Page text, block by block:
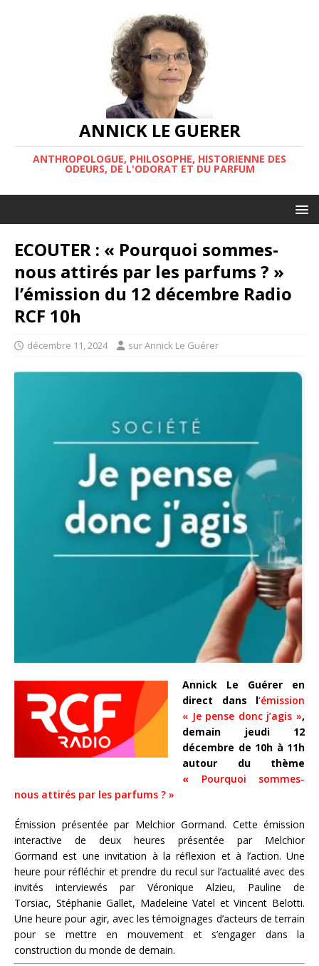
ANNICK LE GUERER
ANTHROPOLOGUE, PHILOSOPHE, HISTORIENNE DES
ODEURS, DE L'ODORAT ET DU PARFUM
ECOUTER : « Pourquoi sommes-
nous attirés par les parfums ? »
l’émission du 12 décembre Radio
RCF 10h
décembre 11, 2024 sur Annick Le Guérer
Annick Le Guérer en
direct dans l‘émission
« Je pense donc j’agis »,
demain jeudi 12
décembre de 10h à 11h
autour du thème
« Pourquoi sommes-
nous attirés par les parfums ? »
Émission présentée par Melchior Gormand. Cette émission
interactive de deux heures présentée par Melchior
Gormand est une invitation à la réflexion et à l’action. Une
heure pour réfléchir et prendre du recul sur l’actualité avec des
invités interviewés par Véronique Alzieu, Pauline de
Torsiac, Stéphanie Gallet, Madeleine Vatel et Vincent Belotti.
Une heure pour agir, avec les témoignages d’acteurs de terrain
pour se mettre en mouvement et s’engager dans la
construction du monde de demain.